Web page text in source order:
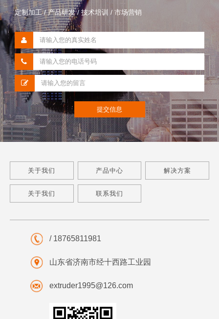
定制加工 / 产品研发 / 技术培训 / 市场营销
提交信息
关于我们 产品中心 解决方案
关于我们 联系我们
/ 18765811981
山东省济南市经十西路工业园
extruder1995@126.com